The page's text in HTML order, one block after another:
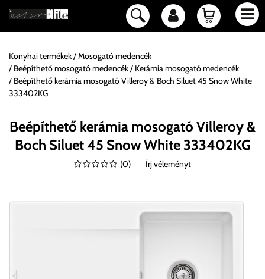
Konyhai termékek
Mosogató medencék
Beépíthető mosogató medencék
Kerámia mosogató medencék
Beépíthető kerámia mosogató Villeroy & Boch Siluet 45 Snow White
333402KG
Beépíthető kerámia mosogató Villeroy &
Boch Siluet 45 Snow White 333402KG
(0) Írj véleményt